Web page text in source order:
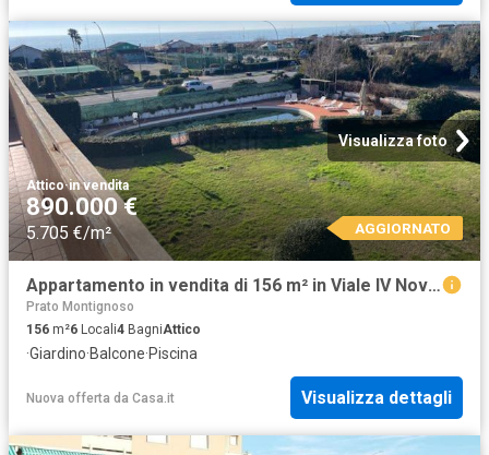
Visualizza foto
Attico·in vendita
890.000 €
5.705 €/m² AGGIORNATO
Appartamento in vendita di 156 m² in Viale IV Novembre
Prato Montignoso
156 m²6 Locali4 BagniAttico
·Giardino·Balcone·Piscina
Nuova offerta da Casa.it Visualizza dettagli